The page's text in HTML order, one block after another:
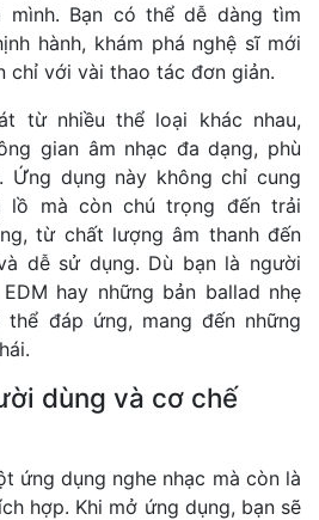
mình. Bạn có thể dễ dàng tìm
hành, khám phá nghệ sĩ mới
chỉ với vài thao tác đơn giản.
từ nhiều thể loại khác nhau,
gian âm nhạc đa dạng, phù
Ứng dụng này không chỉ cung
lồ mà còn chú trọng đến trải
từ chất lượng âm thanh đến
dễ sử dụng. Dù bạn là người
hay những bản ballad nhẹ
thể đáp ứng, mang đến những
dùng và cơ chế
ứng dụng nghe nhạc mà còn là
hợp. Khi mở ứng dụng, bạn sẽ